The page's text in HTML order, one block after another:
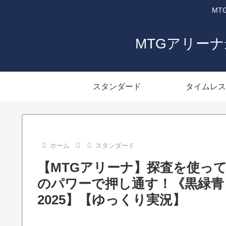
MTGアリー
スタンダード タイムレス
ホーム スタンダード
【MTGアリーナ】探査を使っ
のパワーで押し通す！《黒緑
2025】【ゆっくり実況】